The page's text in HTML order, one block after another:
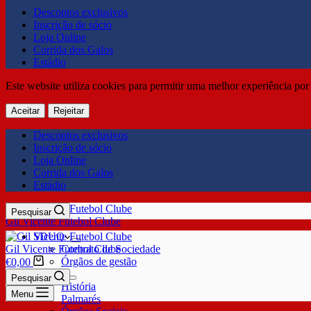
Descontos exclusivos
Inscrição de sócio
Loja Online
Corrida dos Galos
Estádio
Este website utiliza cookies para permitir uma melhor experiência
Aceitar Rejeitar
Descontos exclusivos
Inscrição de sócio
Loja Online
Corrida dos Galos
Estádio
Gil Vicente Futebol Clube
Pesquisar
SDUQ
Contrato de Sociedade
Órgãos de gestão
Clube
História
Palmarés
Gil Vicente Futebol Clube
€0,00
Pesquisar
Menu